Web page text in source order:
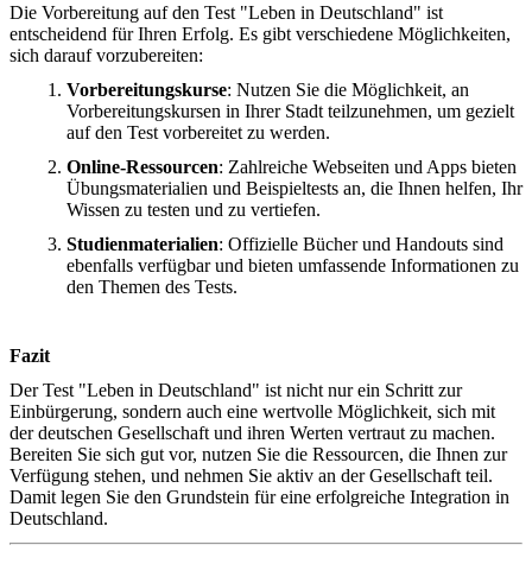
Die Vorbereitung auf den Test "Leben in Deutschland" ist
entscheidend für Ihren Erfolg. Es gibt verschiedene Möglichkeiten,
sich darauf vorzubereiten:
Vorbereitungskurse: Nutzen Sie die Möglichkeit, an
Vorbereitungskursen in Ihrer Stadt teilzunehmen, um gezielt
auf den Test vorbereitet zu werden.
Online-Ressourcen: Zahlreiche Webseiten und Apps bieten
Übungsmaterialien und Beispieltests an, die Ihnen helfen, Ihr
Wissen zu testen und zu vertiefen.
Studienmaterialien: Offizielle Bücher und Handouts sind
ebenfalls verfügbar und bieten umfassende Informationen zu
den Themen des Tests.
Fazit
Der Test "Leben in Deutschland" ist nicht nur ein Schritt zur
Einbürgerung, sondern auch eine wertvolle Möglichkeit, sich mit
der deutschen Gesellschaft und ihren Werten vertraut zu machen.
Bereiten Sie sich gut vor, nutzen Sie die Ressourcen, die Ihnen zur
Verfügung stehen, und nehmen Sie aktiv an der Gesellschaft teil.
Damit legen Sie den Grundstein für eine erfolgreiche Integration in
Deutschland.